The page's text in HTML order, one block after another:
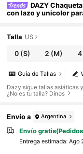
DAZY
con lazo y unicolor
Talla US
0 (S) 2 (M) 4
Guía de Tallas
Dazy sigue tallas asiáticas
¿No es tu talla? Dinos
Envío a Argentina
Envío
Entrega estimada: Ago